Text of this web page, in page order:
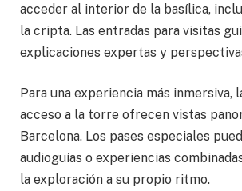
acceder al interior de la basílica,
la cripta. Las entradas para visitas
explicaciones expertas y
Para una experiencia más inmersiva,
acceso a la torre ofrecen vistas
Barcelona. Los pases especiales
audioguías o experiencias
la exploración a su propio ritmo.